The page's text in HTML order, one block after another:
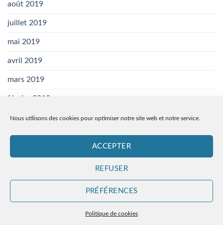
Nous utilisons des cookies pour optimiser notre site web et notre service.
ACCEPTER
REFUSER
PRÉFÉRENCES
Politique de cookies
août 2019
juillet 2019
mai 2019
avril 2019
mars 2019
février 2019
janvier 2019
novembre 2018
Mentions légales